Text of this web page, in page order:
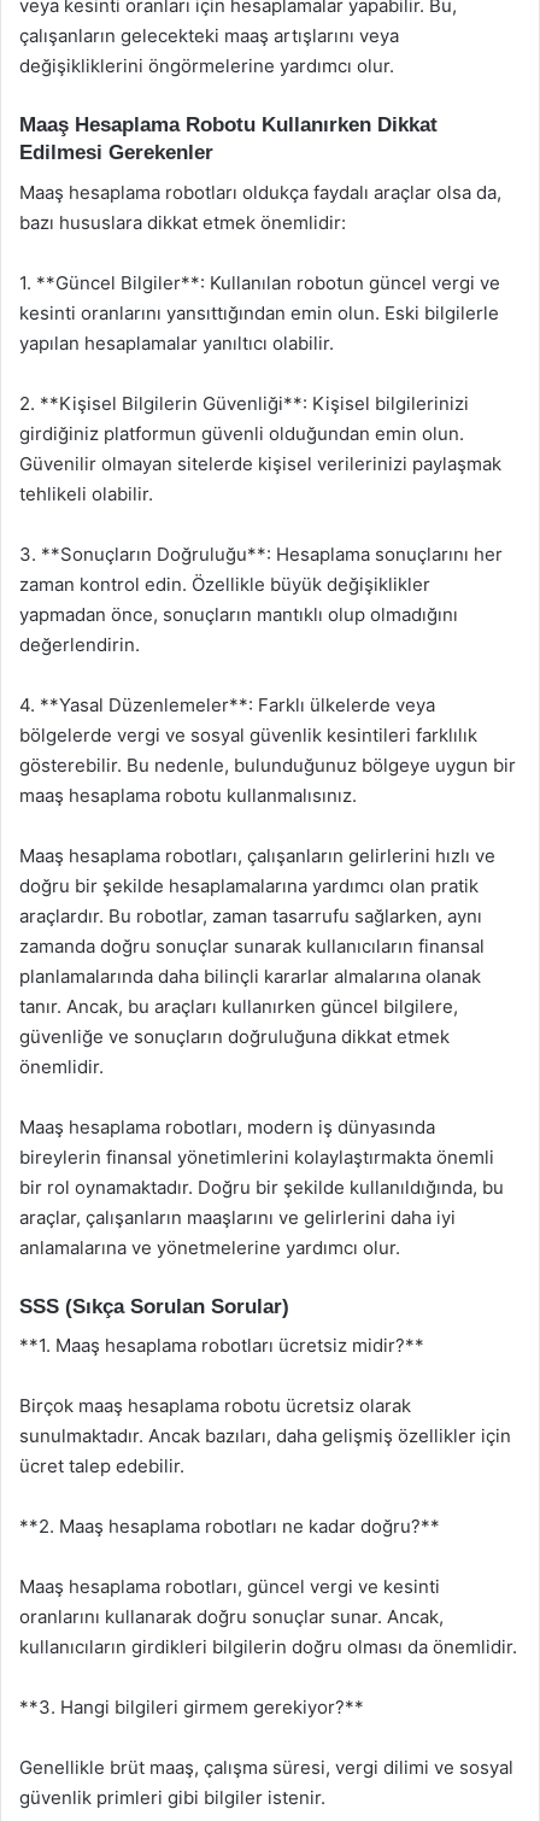
veya kesinti oranları için hesaplamalar yapabilir. Bu,
çalışanların gelecekteki maaş artışlarını veya
değişikliklerini öngörmelerine yardımcı olur.
Maaş Hesaplama Robotu Kullanırken Dikkat
Edilmesi Gerekenler
Maaş hesaplama robotları oldukça faydalı araçlar olsa da,
bazı hususlara dikkat etmek önemlidir:
1. **Güncel Bilgiler**: Kullanılan robotun güncel vergi ve
kesinti oranlarını yansıttığından emin olun. Eski bilgilerle
yapılan hesaplamalar yanıltıcı olabilir.
2. **Kişisel Bilgilerin Güvenliği**: Kişisel bilgilerinizi
girdiğiniz platformun güvenli olduğundan emin olun.
Güvenilir olmayan sitelerde kişisel verilerinizi paylaşmak
tehlikeli olabilir.
3. **Sonuçların Doğruluğu**: Hesaplama sonuçlarını her
zaman kontrol edin. Özellikle büyük değişiklikler
yapmadan önce, sonuçların mantıklı olup olmadığını
değerlendirin.
4. **Yasal Düzenlemeler**: Farklı ülkelerde veya
bölgelerde vergi ve sosyal güvenlik kesintileri farklılık
gösterebilir. Bu nedenle, bulunduğunuz bölgeye uygun bir
maaş hesaplama robotu kullanmalısınız.
Maaş hesaplama robotları, çalışanların gelirlerini hızlı ve
doğru bir şekilde hesaplamalarına yardımcı olan pratik
araçlardır. Bu robotlar, zaman tasarrufu sağlarken, aynı
zamanda doğru sonuçlar sunarak kullanıcıların finansal
planlamalarında daha bilinçli kararlar almalarına olanak
tanır. Ancak, bu araçları kullanırken güncel bilgilere,
güvenliğe ve sonuçların doğruluğuna dikkat etmek
önemlidir.
Maaş hesaplama robotları, modern iş dünyasında
bireylerin finansal yönetimlerini kolaylaştırmakta önemli
bir rol oynamaktadır. Doğru bir şekilde kullanıldığında, bu
araçlar, çalışanların maaşlarını ve gelirlerini daha iyi
anlamalarına ve yönetmelerine yardımcı olur.
SSS (Sıkça Sorulan Sorular)
**1. Maaş hesaplama robotları ücretsiz midir?**
Birçok maaş hesaplama robotu ücretsiz olarak
sunulmaktadır. Ancak bazıları, daha gelişmiş özellikler için
ücret talep edebilir.
**2. Maaş hesaplama robotları ne kadar doğru?**
Maaş hesaplama robotları, güncel vergi ve kesinti
oranlarını kullanarak doğru sonuçlar sunar. Ancak,
kullanıcıların girdikleri bilgilerin doğru olması da önemlidir.
**3. Hangi bilgileri girmem gerekiyor?**
Genellikle brüt maaş, çalışma süresi, vergi dilimi ve sosyal
güvenlik primleri gibi bilgiler istenir.